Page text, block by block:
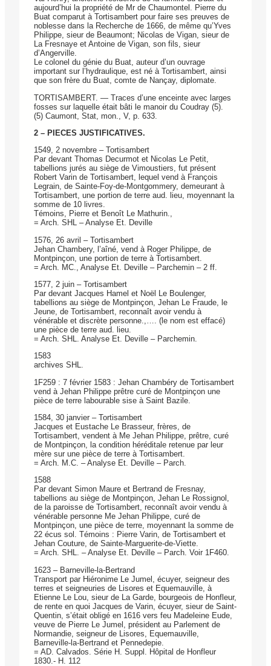
aujourd’hui la propriété de Mr de Chaumontel. Pierre du
Buat comparut à Tortisambert pour faire ses preuves de
noblesse dans la Recherche de 1666, de même qu’Yves
Philippe, sieur de Beaumont; Nicolas de Vigan, sieur de
La Fresnaye et Antoine de Vigan, son fils, sieur
d’Angerville.
Le colonel du génie du Buat, auteur d’un ouvrage
important sur l’hydraulique, est né à Tortisambert, ainsi
que son frère du Buat, comte de Nançay, diplomate.
TORTISAMBERT. — Traces d’une enceinte avec larges
fosses sur laquelle était bâti le manoir du Coudray (5).
(5) Caumont, Stat, mon., V, p. 633.
2 – PIECES JUSTIFICATIVES.
1549, 2 novembre – Tortisambert
Par devant Thomas Decurmot et Nicolas Le Petit,
tabellions jurés au siège de Vimoustiers, fut présent
Robert Varin de Tortisambert, lequel vend à François
Legrain, de Sainte-Foy-de-Montgommery, demeurant à
Tortisambert, une portion de terre aud. lieu, moyennant la
somme de 10 livres.
Témoins, Pierre et Benoît Le Mathurin.,
= Arch. SHL – Analyse Et. Deville
1576, 26 avril – Tortisambert
Jehan Chambery, l’aîné, vend à Roger Philippe, de
Montpinçon, une portion de terre à Tortisambert.
= Arch. MC., Analyse Et. Deville – Parchemin – 2 ff.
1577, 2 juin – Tortisambert
Par devant Jacques Hamel et Noël Le Boulenger,
tabellions au siège de Montpinçon, Jehan Le Fraude, le
Jeune, de Tortisambert, reconnaît avoir vendu à
vénérable et discrète personne.,…. (le nom est effacé)
une pièce de terre aud. lieu.
= Arch. SHL. Analyse Et. Deville – Parchemin.
1583
archives SHL.
1F259 : 7 février 1583 : Jehan Chambéry de Tortisambert
vend à­ Jehan Philippe prêtre curé de Montpinçon une
pièce de terre ­labourable sise à Saint Bazile.
1584, 30 janvier – Tortisambert
Jacques et Eustache Le Brasseur, frères, de
Tortisambert, vendent à Me Jehan Philippe, prêtre, curé
de Montpinçon, la condition héréditale retenue par leur
mère sur une pièce de terre à Tortisambert.
= Arch. M.C. – Analyse Et. Deville – Parch.
1588
Par devant Simon Maure et Bertrand de Fresnay,
tabellions au siège de Montpinçon, Jehan Le Rossignol,
de la paroisse de Tortisambert, reconnaît avoir vendu à
vénérable personne Me Jehan Philippe, curé de
Montpinçon, une pièce de terre, moyennant la somme de
22 écus sol. Témoins : Pierre Varin, de Tortisambert et
Jehan Couture, de Sainte-Marguerite-de-Viette.
= Arch. SHL. – Analyse Et. Deville – Parch. Voir 1F460.
1623 – Barneville-la-Bertrand
Transport par Hiéronime Le Jumel, écuyer, seigneur des
terres et seigneuries de Lisores et Equemauville, à
Etienne Le Lou, sieur de La Garde, bourgeois de Honfleur,
de rente en quoi Jacques de Varin, écuyer, sieur de Saint-
Quentin, s’était obligé en 1616 vers feu Madeleine Eude,
veuve de Pierre Le Jumel, président au Parlement de
Normandie, seigneur de Lisores, Equemauville,
Barneville-la-Bertrand et Pennedepie.
= AD. Calvados. Série H. Suppl. Hôpital de Honfleur
1830.- H. 112